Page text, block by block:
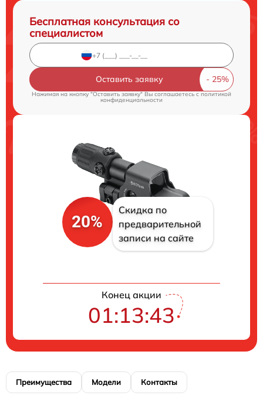
Бесплатная консультация со
специалистом
Оставить заявку
Нажимая на кнопку "Оставить заявку" Вы соглашаетесь cполитикой
конфиденциальности
20%
Скидка по
предварительной
записи на сайте
Конец акции
01:13:43
Преимущества Модели Контакты